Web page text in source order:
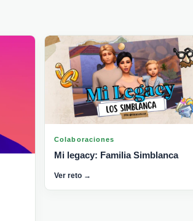
Colaboraciones
Mi legacy: Familia Simblanca
Ver reto →